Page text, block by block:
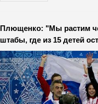
Плющенко: "Мы растим
штабы, где из 15 детей